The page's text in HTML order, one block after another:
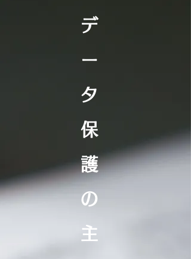
デ
ー
タ
保
護
の
主